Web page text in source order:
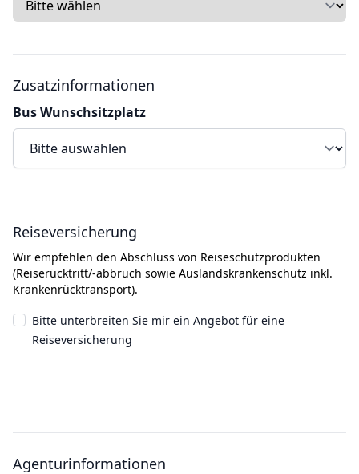
Zusatzinformationen
Bus Wunschsitzplatz
Reiseversicherung
Wir empfehlen den Abschluss von Reiseschutzprodukten
(Reiserücktritt/-abbruch sowie Auslandskrankenschutz inkl.
Krankenrücktransport).
Bitte unterbreiten Sie mir ein Angebot für eine
Reiseversicherung
Agenturinformationen